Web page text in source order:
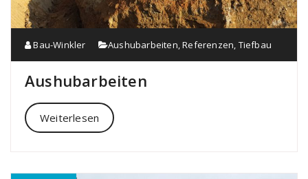
Bau-Winkler Aushubarbeiten,Referenzen, Tiefbau
Aushubarbeiten
Weiterlesen